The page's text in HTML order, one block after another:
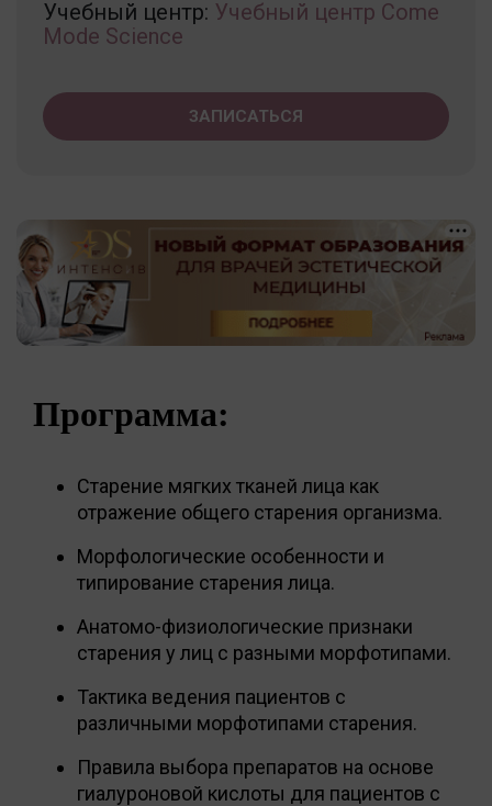
Учебный центр: Учебный центр Come
Mode Science
ЗАПИСАТЬСЯ
Программа:
Старение мягких тканей лица как
отражение общего старения организма.
Морфологические особенности и
типирование старения лица.
Анатомо-физиологические признаки
старения у лиц с разными морфотипами.
Тактика ведения пациентов с
различными морфотипами старения.
Правила выбора препаратов на основе
гиалуроновой кислоты для пациентов с